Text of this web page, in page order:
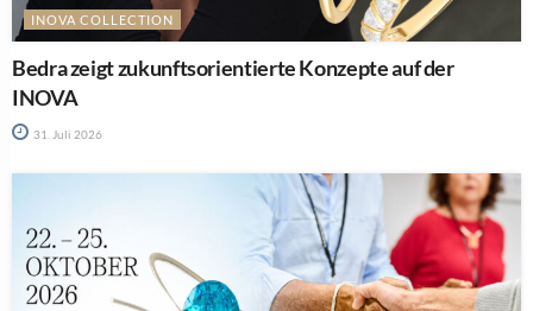
INOVA COLLECTION
Bedra zeigt zukunftsorientierte Konzepte auf der
INOVA
31. Juli 2026